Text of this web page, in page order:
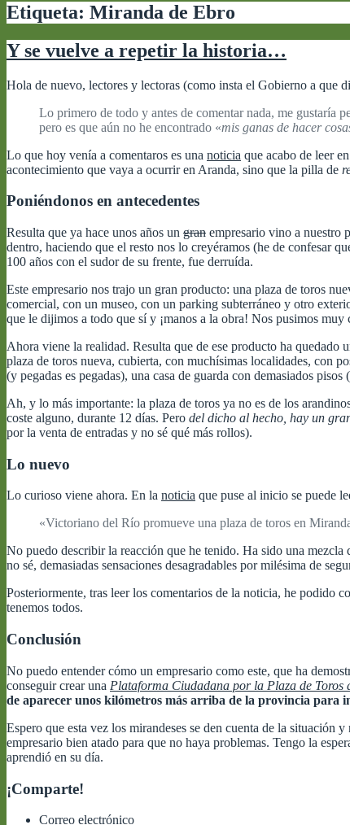
Etiqueta: Miranda de Ebro
Y se vuelve a repetir la historia…
Hola de nuevo, lectores y lectoras (como insta el Gobierno a que
Lo primero de todo y antes de comentar nada, me gustaría
pero es que aún no he encontrado «mis ganas de hacer
Lo que hoy venía a comentaros es una noticia que acabo de leer
acontecimiento que vaya a ocurrir en Aranda, sino que la pilla de
Poniéndonos en antecedentes
Resulta que ya hace unos años un gran empresario vino a nuestro
dentro, haciendo que el resto nos lo creyéramos (he de confesar
100 años con el sudor de su frente, fue derruída.
Este empresario nos trajo un gran producto: una plaza de toros
comercial, con un museo, con un parking subterráneo y otro
que le dijimos a todo que sí y ¡manos a la obra! Nos pusimos muy
Ahora viene la realidad. Resulta que de ese producto ha quedado
plaza de toros nueva, cubierta, con muchísimas localidades, con
(y pegadas es pegadas), una casa de guarda con demasiados
Ah, y lo más importante: la plaza de toros ya no es de los
coste alguno, durante 12 días. Pero del dicho al hecho, hay un
por la venta de entradas y no sé qué más rollos).
Lo nuevo
Lo curioso viene ahora. En la noticia que puse al inicio se puede
«Victoriano del Río promueve una plaza de toros en
No puedo describir la reacción que he tenido. Ha sido una
no sé, demasiadas sensaciones desagradables por milésima de
Posteriormente, tras leer los comentarios de la noticia, he podido
tenemos todos.
Conclusión
No puedo entender cómo un empresario como este, que ha
conseguir crear una Plataforma Ciudadana por la Plaza de Toros
de aparecer unos kilómetros más arriba de la provincia para
Espero que esta vez los mirandeses se den cuenta de la
empresario bien atado para que no haya problemas. Tengo la
aprendió en su día.
¡Comparte!
Correo electrónico